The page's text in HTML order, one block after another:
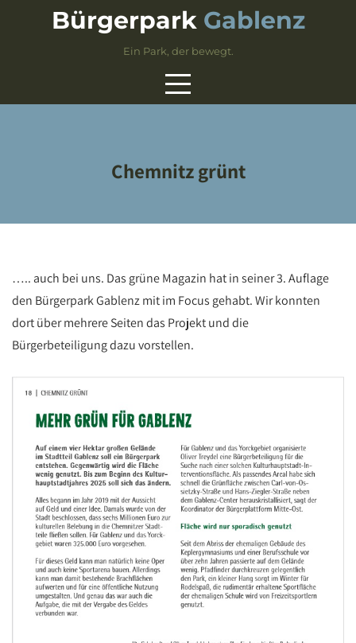
Bürgerpark Gablenz
Ein Park, der bewegt.
Chemnitz grünt
….. auch bei uns. Das grüne Magazin hat in seiner 3. Auflage
den Bürgerpark Gablenz mit im Focus gehabt. Wir konnten
dort über mehrere Seiten das Projekt und die
Bürgerbeteiligung dazu vorstellen.